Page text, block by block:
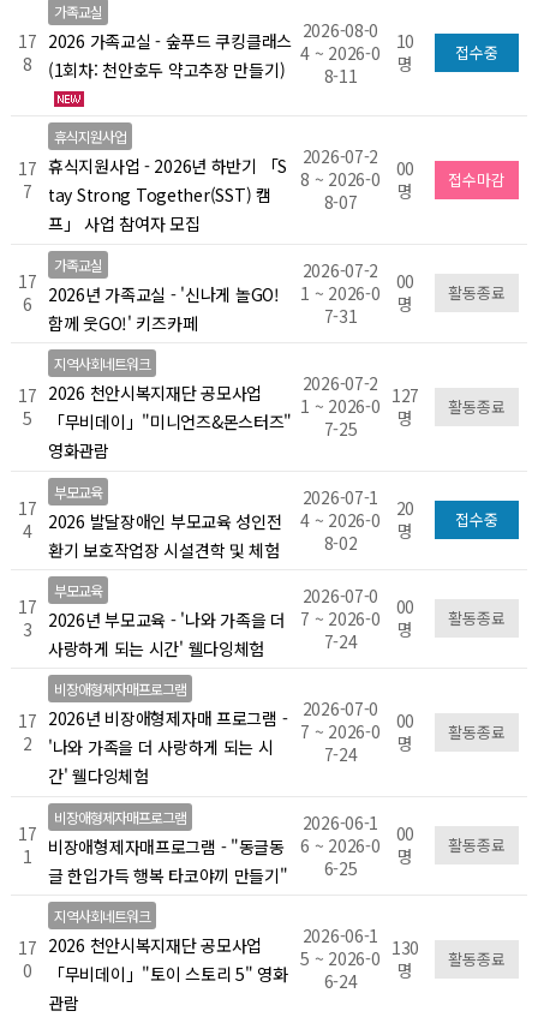
17
8
가족교실
2026 가족교실 - 숲푸드 쿠킹클래스
(1회차: 천안호두 약고추장 만들기)
2026-08-0
4 ~ 2026-0
8-11
10
명
접수중
17
7
휴식지원사업
휴식지원사업 - 2026년 하반기 「S
tay Strong Together(SST) 캠
프」 사업 참여자 모집
2026-07-2
8 ~ 2026-0
8-07
00
명
접수마감
17
6
가족교실
2026년 가족교실 - '신나게 놀GO!
함께 웃GO!' 키즈카페
2026-07-2
1 ~ 2026-0
7-31
00
명
활동종료
17
5
지역사회네트워크
2026 천안시복지재단 공모사업
「무비데이」"미니언즈&몬스터즈"
영화관람
2026-07-2
1 ~ 2026-0
7-25
127
명
활동종료
17
4
부모교육
2026 발달장애인 부모교육 성인전
환기 보호작업장 시설견학 및 체험
2026-07-1
4 ~ 2026-0
8-02
20
명
접수중
17
3
부모교육
2026년 부모교육 - '나와 가족을 더
사랑하게 되는 시간' 웰다잉체험
2026-07-0
7 ~ 2026-0
7-24
00
명
활동종료
17
2
비장애형제자매프로그램
2026년 비장애형제자매 프로그램 -
'나와 가족을 더 사랑하게 되는 시
간' 웰다잉체험
2026-07-0
7 ~ 2026-0
7-24
00
명
활동종료
17
1
비장애형제자매프로그램
비장애형제자매프로그램 - "동글동
글 한입가득 행복 타코야끼 만들기"
2026-06-1
6 ~ 2026-0
6-25
00
명
활동종료
17
0
지역사회네트워크
2026 천안시복지재단 공모사업
「무비데이」"토이 스토리 5" 영화
관람
2026-06-1
5 ~ 2026-0
6-24
130
명
활동종료